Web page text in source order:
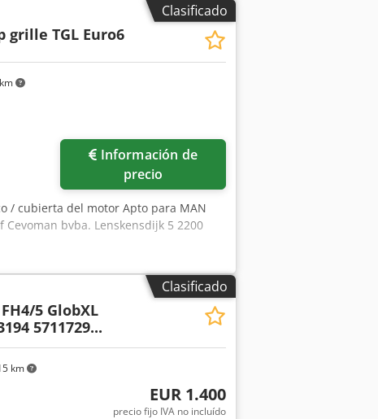
Clasificado
Pedir más fotos
grille TGL Euro6
precio
/ cubierta del motor Apto para MAN
bvba. Lenskensdijk 5 2200
Clasificado
km
5 GlobXL
5711729...
EUR 1.400
precio fijo IVA no incluído